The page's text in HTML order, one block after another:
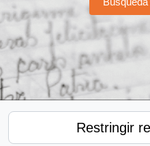
Restringir